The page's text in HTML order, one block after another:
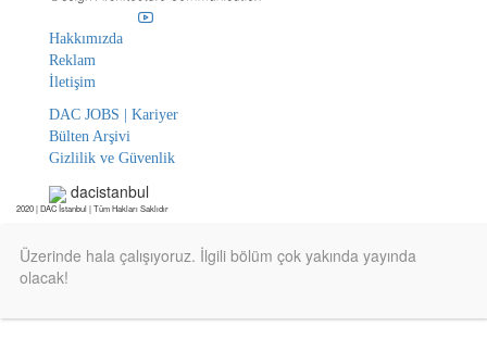
Hakkımızda
Reklam
İletişim
DAC JOBS | Kariyer
Bülten Arşivi
Gizlilik ve Güvenlik
dacistanbul
2020 | DAC İstanbul | Tüm Hakları Saklıdır
Üzerinde hala çalışıyoruz. İlgili bölüm çok yakında yayında
olacak!